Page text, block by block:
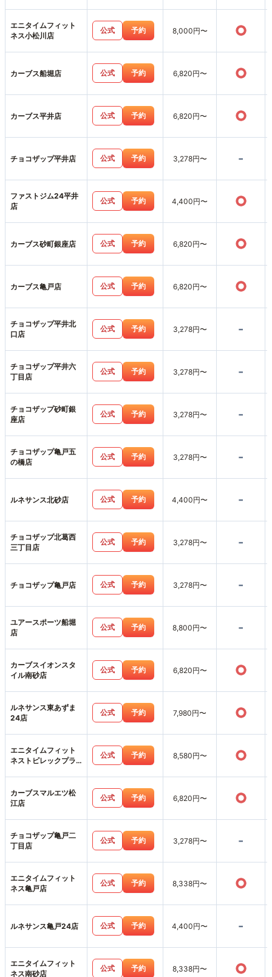
エニタイムフィット
ネス小松川店
公式 予約 8,000円〜 ○
カーブス船堀店 公式 予約 6,820円〜 ○
カーブス平井店 公式 予約 6,820円〜 ○
チョコザップ平井店 公式 予約 3,278円〜 -
ファストジム24平井
店
公式 予約 4,400円〜 ○
カーブス砂町銀座店 公式 予約 6,820円〜 ○
カーブス亀戸店 公式 予約 6,820円〜 ○
チョコザップ平井北
口店
公式 予約 3,278円〜 -
チョコザップ平井六
丁目店
公式 予約 3,278円〜 -
チョコザップ砂町銀
座店
公式 予約 3,278円〜 -
チョコザップ亀戸五
の橋店
公式 予約 3,278円〜 -
ルネサンス北砂店 公式 予約 4,400円〜 -
チョコザップ北葛西
三丁目店
公式 予約 3,278円〜 -
チョコザップ亀戸店 公式 予約 3,278円〜 -
ユアースポーツ船堀
店
公式 予約 8,800円〜 -
カーブスイオンスタ
イル南砂店
公式 予約 6,820円〜 ○
ルネサンス東あずま
24店
公式 予約 7,980円〜 ○
エニタイムフィット
ネストピレックプラ
公式 予約 8,580円〜 ○
カーブスマルエツ松
江店
公式 予約 6,820円〜 ○
チョコザップ亀戸二
丁目店
公式 予約 3,278円〜 -
エニタイムフィット
ネス亀戸店
公式 予約 8,338円〜 ○
ルネサンス亀戸24店 公式 予約 4,400円〜 -
エニタイムフィット
ネス南砂店
公式 予約 8,338円〜 ○